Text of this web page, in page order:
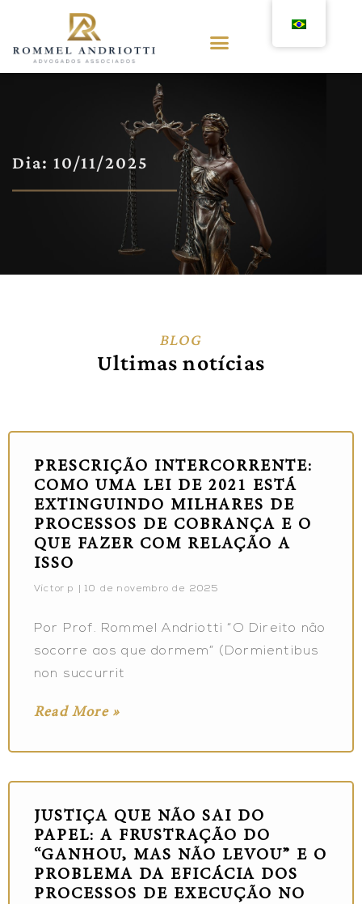
Dia: 10/11/2025
BLOG
Ultimas notícias
PRESCRIÇÃO INTERCORRENTE:
COMO UMA LEI DE 2021 ESTÁ
EXTINGUINDO MILHARES DE
PROCESSOS DE COBRANÇA E O
QUE FAZER COM RELAÇÃO A
ISSO
Victor p 10 de novembro de 2025
Por Prof. Rommel Andriotti “O Direito não
socorre aos que dormem” (Dormientibus
non succurrit
Read More »
JUSTIÇA QUE NÃO SAI DO
PAPEL: A FRUSTRAÇÃO DO
“GANHOU, MAS NÃO LEVOU” E O
PROBLEMA DA EFICÁCIA DOS
PROCESSOS DE EXECUÇÃO NO